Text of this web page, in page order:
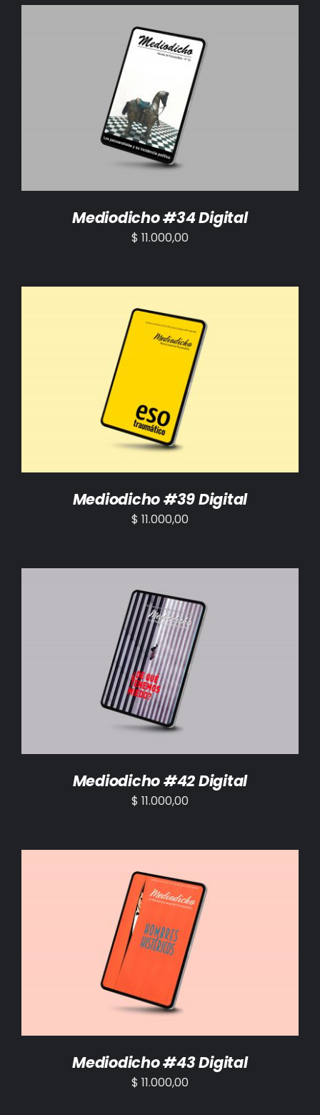
AÑADIR AL CARRITO /
Mediodicho #34 Digital
$ 11.000,00
AÑADIR AL CARRITO /
Mediodicho #39 Digital
$ 11.000,00
AÑADIR AL CARRITO /
Mediodicho #42 Digital
$ 11.000,00
AÑADIR AL CARRITO /
Mediodicho #43 Digital
$ 11.000,00